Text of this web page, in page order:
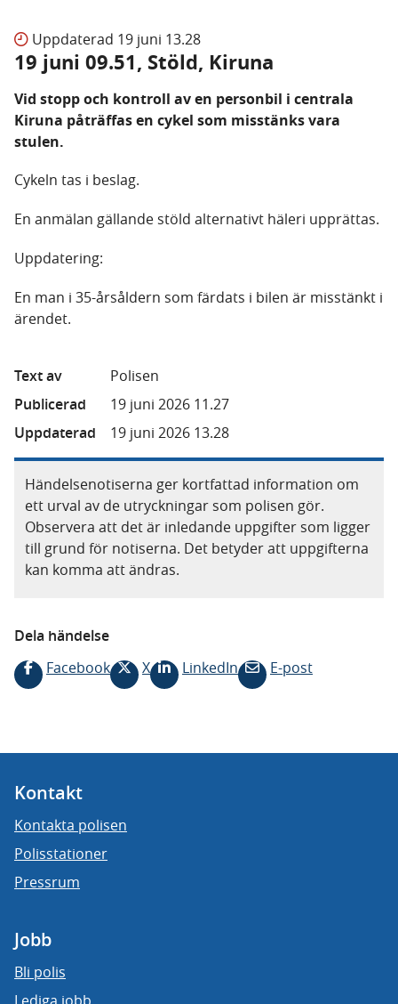
Uppdaterad 19 juni 13.28
19 juni 09.51, Stöld, Kiruna
Vid stopp och kontroll av en personbil i centrala
Kiruna påträffas en cykel som misstänks vara
stulen.
Cykeln tas i beslag.
En anmälan gällande stöld alternativt häleri upprättas.
Uppdatering:
En man i 35-årsåldern som färdats i bilen är misstänkt i
ärendet.
Text av
Polisen
Publicerad
19 juni 2026 11.27
Uppdaterad
19 juni 2026 13.28
Händelsenotiserna ger kortfattad information om
ett urval av de utryckningar som polisen gör.
Observera att det är inledande uppgifter som ligger
till grund för notiserna. Det betyder att uppgifterna
kan komma att ändras.
Dela händelse
Facebook
X LinkedIn E-post
Kontakt
Kontakta polisen
Polisstationer
Pressrum
Jobb
Bli polis